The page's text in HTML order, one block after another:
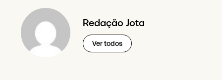
Redação Jota
Ver todos